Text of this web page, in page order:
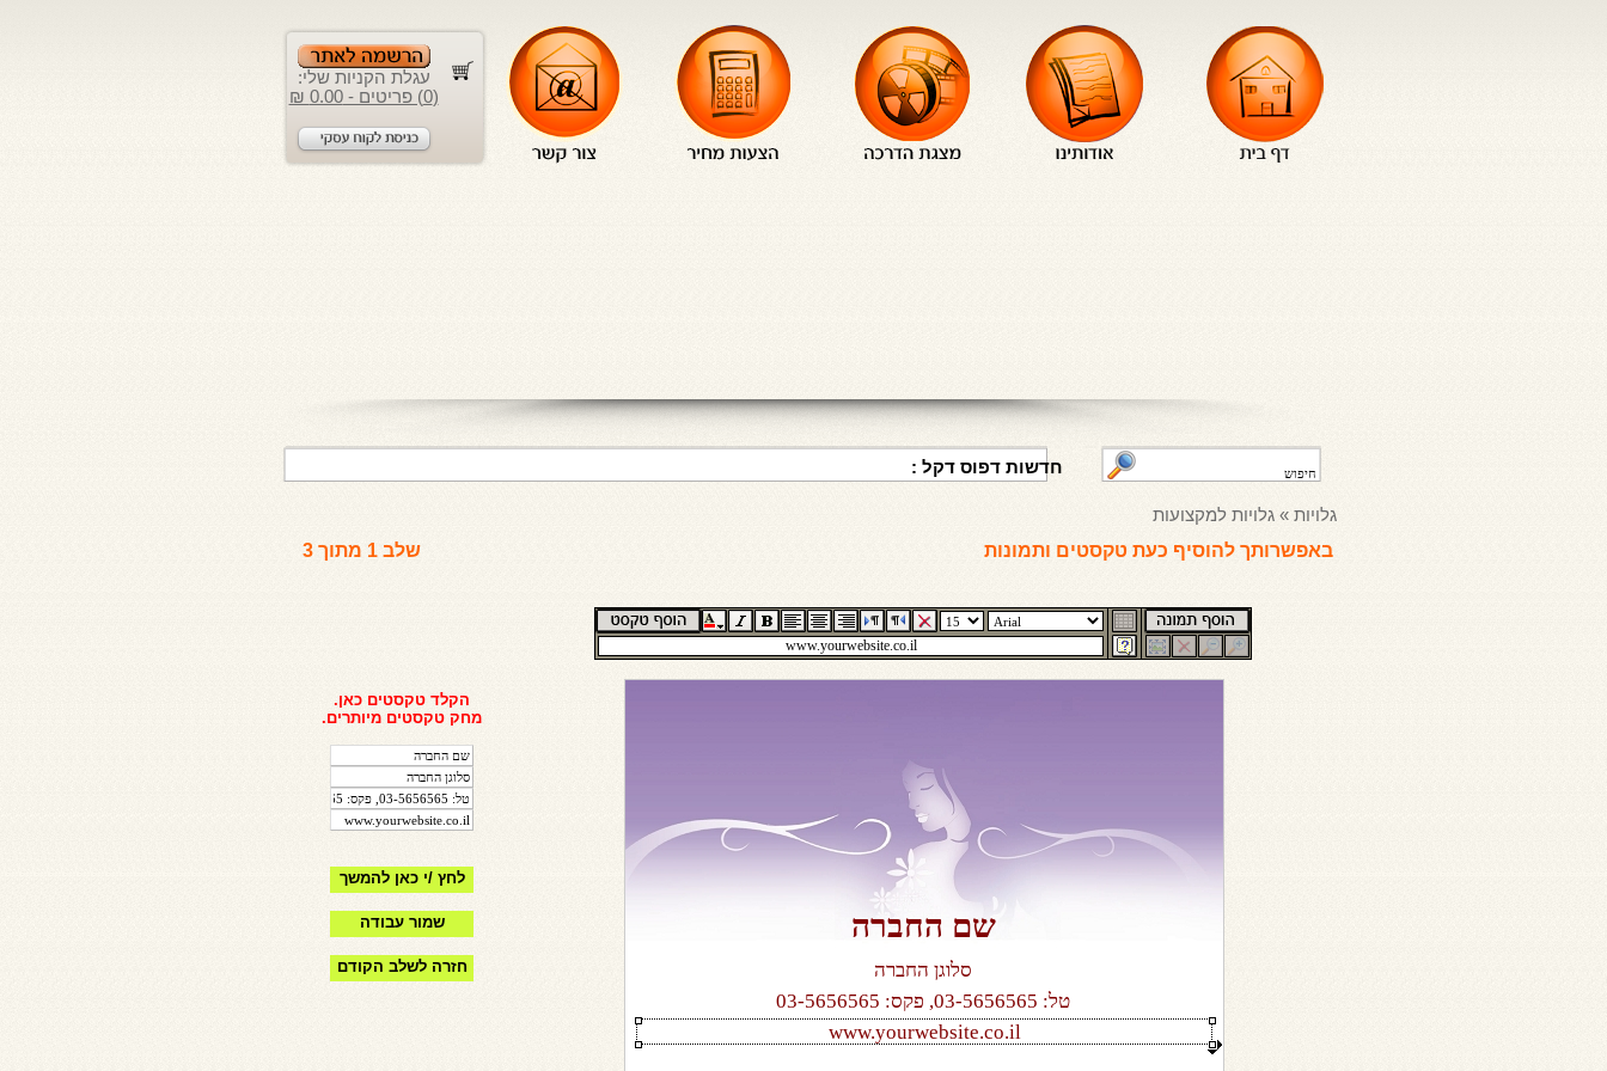
עגלת הקניות שלי:
(0) פריטים - 0.00 ₪
חדשות דפוס דקל :
גלויות » גלויות למקצועות
באפשרותך להוסיף כעת טקסטים ותמונות שלב 1 מתוך 3
שם החברה
סלוגן החברה
טל: 03-5656565, פקס: 03-5656565
www.yourwebsite.co.il
הקלד טקסטים כאן.
מחק טקסטים מיותרים.
לחץ /י כאן להמשך
שמור עבודה
חזרה לשלב הקודם